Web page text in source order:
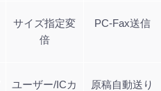
サイズ指定変
倍
PC-Fax送信
ユーザー/ICカ
原稿自動送り